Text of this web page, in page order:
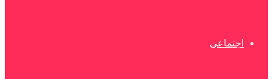
اجتماعی